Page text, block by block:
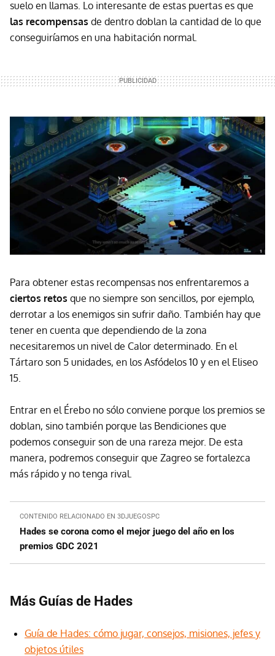
suelo en llamas. Lo interesante de estas puertas es que
las recompensas de dentro doblan la cantidad de lo que
conseguiríamos en una habitación normal.
Para obtener estas recompensas nos enfrentaremos a
ciertos retos que no siempre son sencillos, por ejemplo,
derrotar a los enemigos sin sufrir daño. También hay que
tener en cuenta que dependiendo de la zona
necesitaremos un nivel de Calor determinado. En el
Tártaro son 5 unidades, en los Asfódelos 10 y en el Eliseo
15.
Entrar en el Érebo no sólo conviene porque los premios se
doblan, sino también porque las Bendiciones que
podemos conseguir son de una rareza mejor. De esta
manera, podremos conseguir que Zagreo se fortalezca
más rápido y no tenga rival.
CONTENIDO RELACIONADO EN 3DJUEGOSPC
Hades se corona como el mejor juego del año en los
premios GDC 2021
Más Guías de Hades
Guía de Hades: cómo jugar, consejos, misiones, jefes y
objetos útiles